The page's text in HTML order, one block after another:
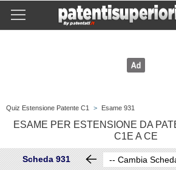
Quiz Estensione Patente C1 > Esame 931
ESAME PER ESTENSIONE DA
C1E A CE
Scheda 931